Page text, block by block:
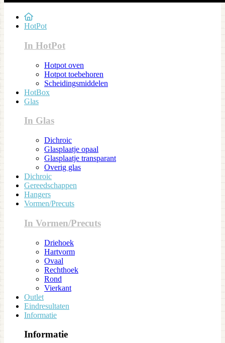
HotPot
In HotPot
Hotpot oven
Hotpot toebehoren
Scheidingsmiddelen
HotBox
Glas
In Glas
Dichroic
Glasplaatje opaal
Glasplaatje transparant
Overig glas
Dichroic
Gereedschappen
Hangers
Vormen/Precuts
In Vormen/Precuts
Driehoek
Hartvorm
Ovaal
Rechthoek
Rond
Vierkant
Outlet
Eindresultaten
Informatie
Informatie